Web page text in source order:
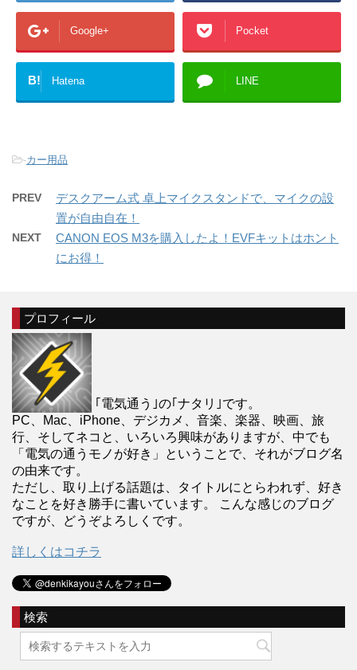
Google+ Pocket
B! Hatena LINE
-カー用品
PREV
デスクアーム式 卓上マイクスタンドで、マイクの設
置が自由自在！
NEXT
CANON EOS M3を購入したよ！EVFキットはホント
にお得！
プロフィール
｢電気通う｣の｢ナタリ｣です。
PC、Mac、iPhone、デジカメ、音楽、楽器、映画、旅
行、そしてネコと、いろいろ興味がありますが、中でも
「電気の通うモノが好き」ということで、それがブログ名
の由来です。
ただし、取り上げる話題は、タイトルにとらわれず、好き
なことを好き勝手に書いています。 こんな感じのブログ
ですが、どうぞよろしくです。
詳しくはコチラ
検索